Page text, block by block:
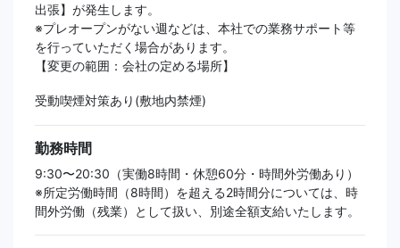
出張】が発生します。
※プレオープンがない週などは、本社での業務サポート等
を行っていただく場合があります。
【変更の範囲：会社の定める場所】
受動喫煙対策あり(敷地内禁煙)
勤務時間
9:30〜20:30（実働8時間・休憩60分・時間外労働あり）
※所定労働時間（8時間）を超える2時間分については、時
間外労働（残業）として扱い、別途全額支給いたします。